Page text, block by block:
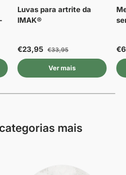
Luvas para artrite da
IMAK®
€23,95 €33,95
Ver mais
mais